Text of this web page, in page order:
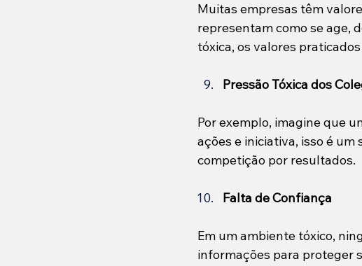
Muitas empresas têm
representam como se age,
tóxica, os valores
Pressão Tóxica dos
Por exemplo, imagine que
ações e iniciativa, isso é
competição por resultados.
Falta de Confiança
Em um ambiente tóxico,
informações para proteger